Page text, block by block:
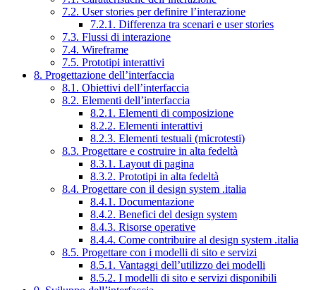
7.2. User stories per definire l’interazione
7.2.1. Differenza tra scenari e user stories
7.3. Flussi di interazione
7.4. Wireframe
7.5. Prototipi interattivi
8. Progettazione dell’interfaccia
8.1. Obiettivi dell’interfaccia
8.2. Elementi dell’interfaccia
8.2.1. Elementi di composizione
8.2.2. Elementi interattivi
8.2.3. Elementi testuali (microtesti)
8.3. Progettare e costruire in alta fedeltà
8.3.1. Layout di pagina
8.3.2. Prototipi in alta fedeltà
8.4. Progettare con il design system .italia
8.4.1. Documentazione
8.4.2. Benefici del design system
8.4.3. Risorse operative
8.4.4. Come contribuire al design system .italia
8.5. Progettare con i modelli di sito e servizi
8.5.1. Vantaggi dell’utilizzo dei modelli
8.5.2. I modelli di sito e servizi disponibili